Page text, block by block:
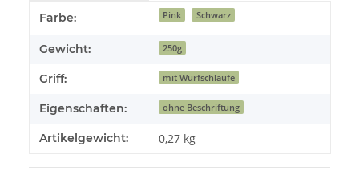
Produkteigenschaft
Wert
Farbe: Pink Schwarz
Gewicht: 250g
Griff: mit Wurfschlaufe
Eigenschaften: ohne Beschriftung
Artikelgewicht: 0,27 kg